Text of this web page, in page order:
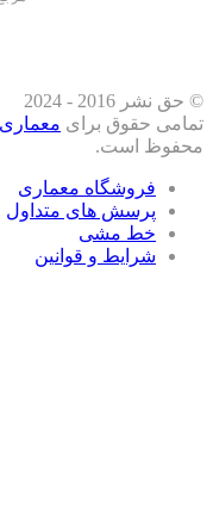
© حق نشر 2016 - 2024
برایمعماری 98
است.
معماری
های متداول
مشی
و قوانین